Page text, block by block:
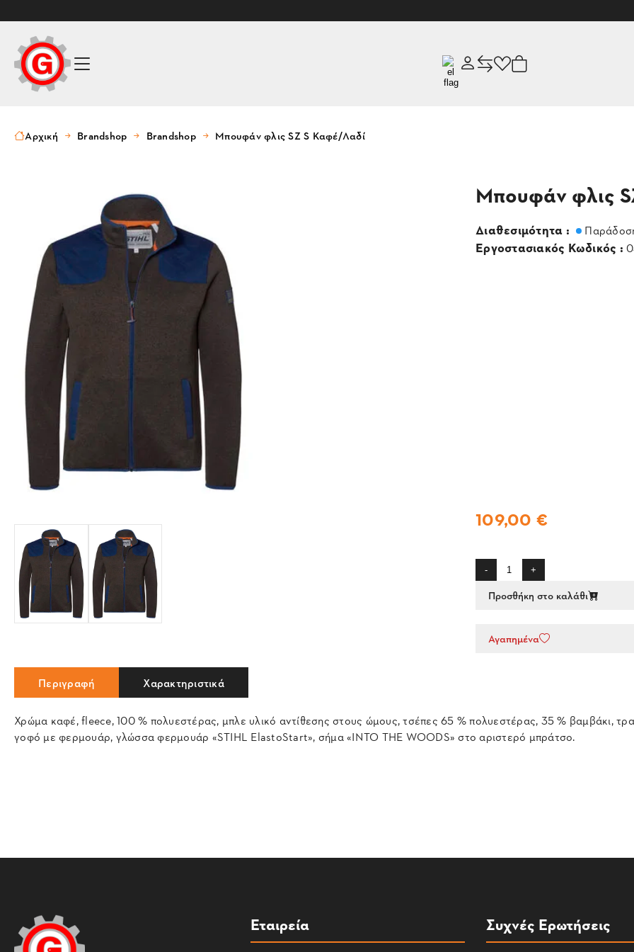
Αρχική Brandshop Brandshop Μπουφάν φλις SZ S Καφέ/Λαδί
Μπουφάν φλις
Διαθεσιμότητα :
Εργοστασιακός Κωδικός :
109,00 €
- +
Προσθήκη στο καλάθι
Αγαπημένα
Περιγραφή Χαρακτηριστικά
Χρώμα καφέ, fleece, 100 % πολυεστέρας, μπλε υλικό αντίθεσης στους ώμους, τσέπες 65 % πολυεστέρας, 35 % βαμβάκι,
γοφό με φερμουάρ, γλώσσα φερμουάρ «STIHL ElastoStart», σήμα «INTO THE WOODS» στο αριστερό μπράτσο.
Εταιρεία Συχνές Ερωτήσεις